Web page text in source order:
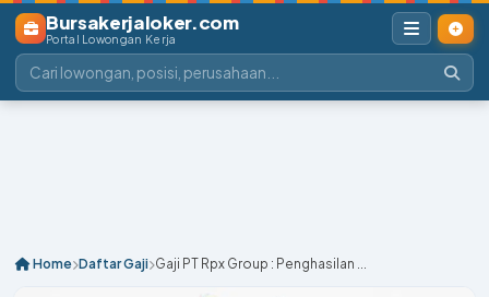
Bursakerjaloker.com
Portal Lowongan Kerja
Home Daftar Gaji Gaji PT Rpx Group : Penghasilan ...